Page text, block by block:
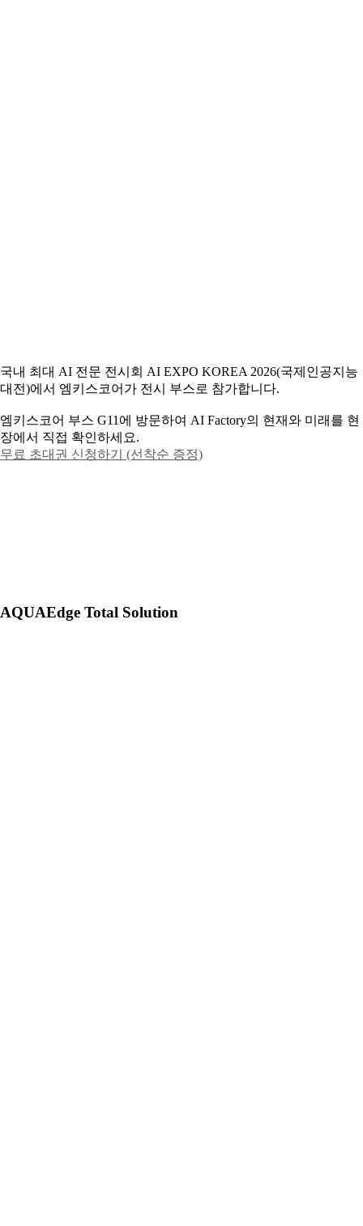
국내 최대 AI 전문 전시회 AI EXPO KOREA 2026(국제인공지능
대전)에서 엠키스코어가 전시 부스로 참가합니다.
엠키스코어 부스 G11에 방문하여 AI Factory의 현재와 미래를 현
장에서 직접 확인하세요.
무료 초대권 신청하기 (선착순 증정)
AQUAEdge Total Solution